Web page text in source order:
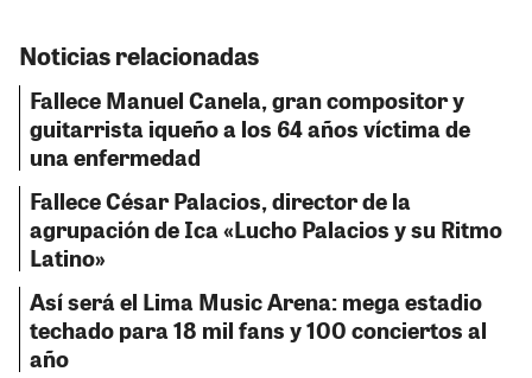
Noticias relacionadas
Fallece Manuel Canela, gran compositor y
guitarrista iqueño a los 64 años víctima de
una enfermedad
Fallece César Palacios, director de la
agrupación de Ica «Lucho Palacios y su Ritmo
Latino»
Así será el Lima Music Arena: mega estadio
techado para 18 mil fans y 100 conciertos al
año